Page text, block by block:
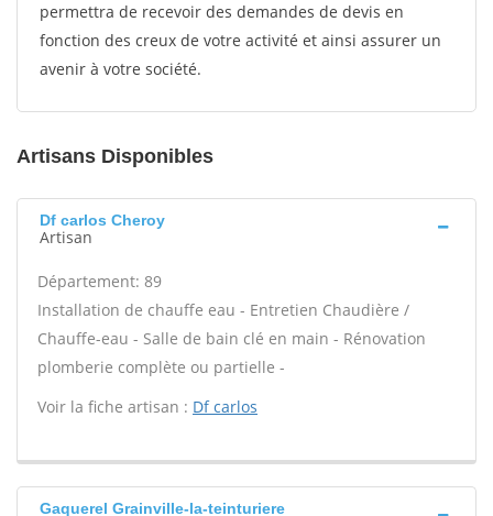
permettra de recevoir des demandes de devis en
fonction des creux de votre activité et ainsi assurer un
avenir à votre société.
Artisans Disponibles
Df carlos Cheroy
Artisan
Département: 89
Installation de chauffe eau - Entretien Chaudière /
Chauffe-eau - Salle de bain clé en main - Rénovation
plomberie complète ou partielle -
Voir la fiche artisan : Df carlos
Gaquerel Grainville-la-teinturiere